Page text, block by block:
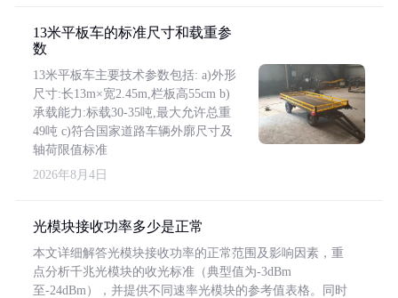
13米平板车的标准尺寸和载重参
数
13米平板车主要技术参数包括: a)外形
尺寸:长13m×宽2.45m,栏板高55cm b)
承载能力:标载30-35吨,最大允许总重
49吨 c)符合国家道路车辆外廓尺寸及
轴荷限值标准
2026年8月4日
光模块接收功率多少是正常
本文详细解答光模块接收功率的正常范围及影响因素，重
点分析千兆光模块的收光标准（典型值为-3dBm
至-24dBm），并提供不同速率光模块的参考值表格。同时